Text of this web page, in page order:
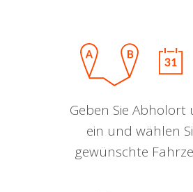
Geben Sie Abholort
ein und wählen
gewünschte